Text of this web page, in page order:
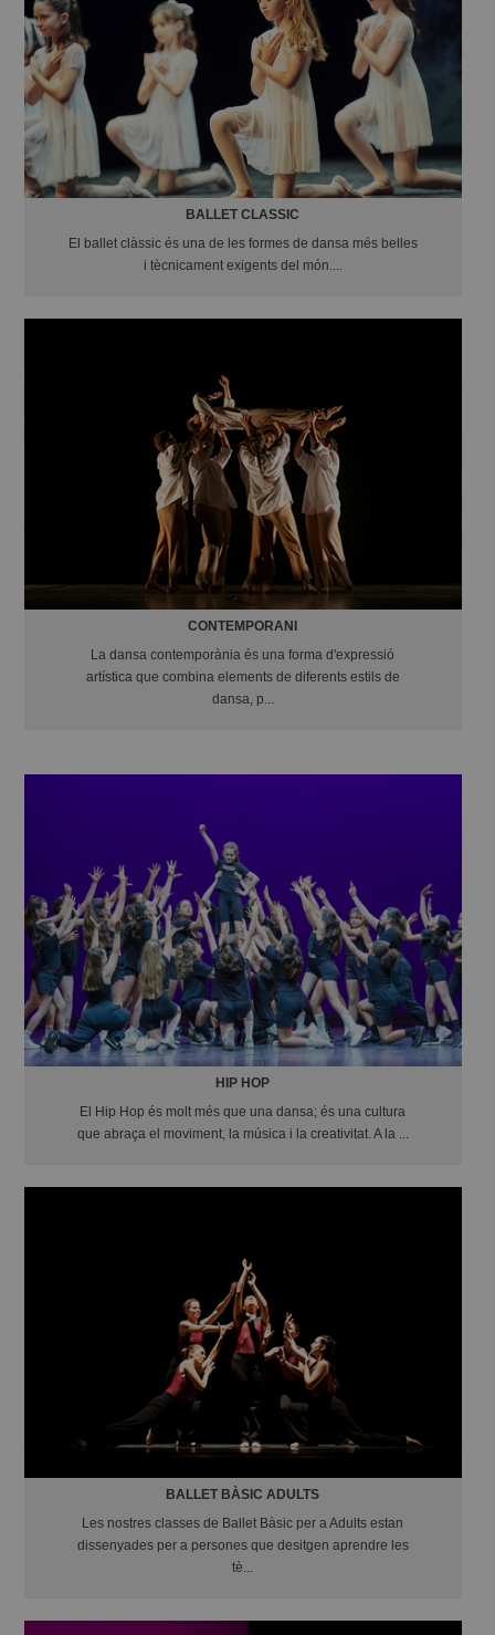
BALLET CLASSIC
El ballet clàssic és una de les formes de dansa més belles
i tècnicament exigents del món....
CONTEMPORANI
La dansa contemporània és una forma d'expressió
artística que combina elements de diferents estils de
dansa, p...
HIP HOP
El Hip Hop és molt més que una dansa; és una cultura
que abraça el moviment, la música i la creativitat. A la ...
BALLET BÀSIC ADULTS
Les nostres classes de Ballet Bàsic per a Adults estan
dissenyades per a persones que desitgen aprendre les
tè...